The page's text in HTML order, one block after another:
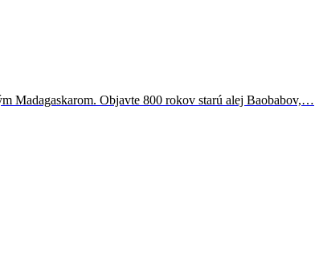
Madagaskarom. Objavte 800 rokov starú alej Baobabov,…